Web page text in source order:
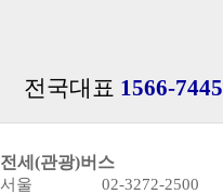
전국대표 1566-7445
전세(관광)버스
서울 02-3272-2500